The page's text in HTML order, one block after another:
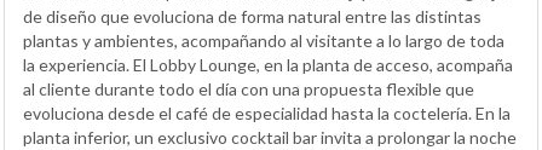
de diseño que evoluciona de forma natural entre las distintas
plantas y ambientes, acompañando al visitante a lo largo de toda
la experiencia. El Lobby Lounge, en la planta de acceso, acompaña
al cliente durante todo el día con una propuesta flexible que
evoluciona desde el café de especialidad hasta la coctelería. En la
planta inferior, un exclusivo cocktail bar invita a prolongar la noche